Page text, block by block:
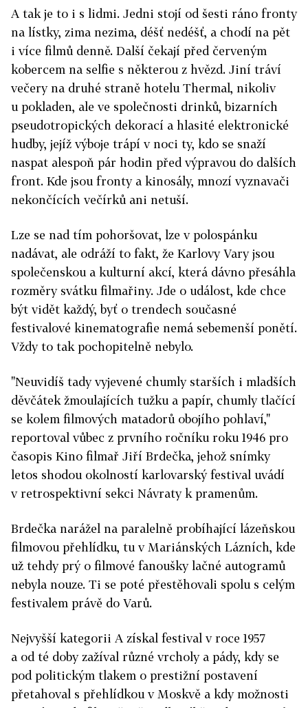
A tak je to i s lidmi. Jedni stojí od šesti ráno fronty
na lístky, zima nezima, déšť nedéšť, a chodí na pět
i více filmů denně. Další čekají před červeným
kobercem na selfie s některou z hvězd. Jiní tráví
večery na druhé straně hotelu Thermal, nikoliv
u pokladen, ale ve společnosti drinků, bizarních
pseudotropických dekorací a hlasité elektronické
hudby, jejíž výboje trápí v noci ty, kdo se snaží
naspat alespoň pár hodin před výpravou do dalších
front. Kde jsou fronty a kinosály, mnozí vyznavači
nekončících večírků ani netuší.
Lze se nad tím pohoršovat, lze v polospánku
nadávat, ale odráží to fakt, že Karlovy Vary jsou
společenskou a kulturní akcí, která dávno přesáhla
rozměry svátku filmařiny. Jde o událost, kde chce
být vidět každý, byť o trendech současné
festivalové kinematografie nemá sebemenší ponětí.
Vždy to tak pochopitelně nebylo.
"Neuvidíš tady vyjevené chumly starších i mladších
děvčátek žmoulajících tužku a papír, chumly tlačící
se kolem filmových matadorů obojího pohlaví,"
reportoval vůbec z prvního ročníku roku 1946 pro
časopis Kino filmař Jiří Brdečka, jehož snímky
letos shodou okolností karlovarský festival uvádí
v retrospektivní sekci Návraty k pramenům.
Brdečka narážel na paralelně probíhající lázeňskou
filmovou přehlídku, tu v Mariánských Lázních, kde
už tehdy prý o filmové fanoušky lačné autogramů
nebyla nouze. Ti se poté přestěhovali spolu s celým
festivalem právě do Varů.
Nejvyšší kategorii A získal festival v roce 1957
a od té doby zažíval různé vrcholy a pády, kdy se
pod politickým tlakem o prestižní postavení
přetahoval s přehlídkou v Moskvě a kdy možnosti